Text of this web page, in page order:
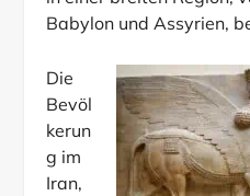
Babylon und Assyrien,
Die
Bevöl
kerun
g im
Iran,